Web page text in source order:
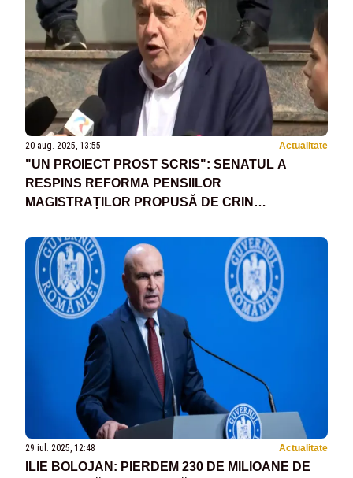
20 aug. 2025, 13:55 Actualitate
"UN PROIECT PROST SCRIS": SENATUL A
RESPINS REFORMA PENSIILOR
MAGISTRAȚILOR PROPUSĂ DE CRIN
29 iul. 2025, 12:48 Actualitate
ILIE BOLOJAN: PIERDEM 230 DE MILIOANE DE